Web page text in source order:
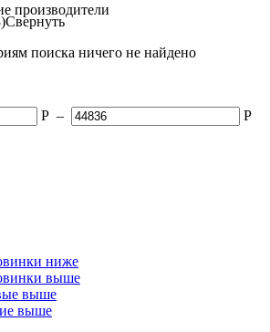
производители
Свернуть
поиска ничего не найдено
Р – Р
ниже
выше
выше
выше